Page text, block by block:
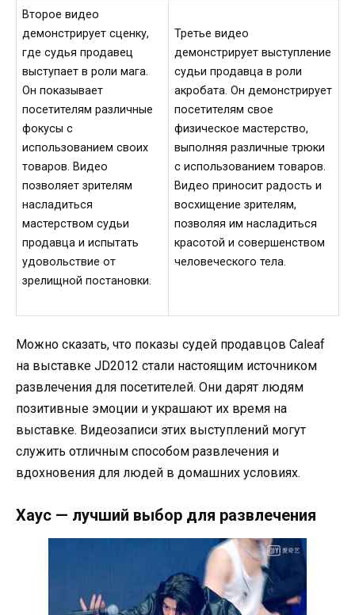
Второе видео
демонстрирует сценку,
где судья продавец
выступает в роли мага.
Он показывает
посетителям различные
фокусы с
использованием своих
товаров. Видео
позволяет зрителям
насладиться
мастерством судьи
продавца и испытать
удовольствие от
зрелищной постановки.
Третье видео
демонстрирует выступление
судьи продавца в роли
акробата. Он демонстрирует
посетителям свое
физическое мастерство,
выполняя различные трюки
с использованием товаров.
Видео приносит радость и
восхищение зрителям,
позволяя им насладиться
красотой и совершенством
человеческого тела.
Можно сказать, что показы судей продавцов Caleaf
на выставке JD2012 стали настоящим источником
развлечения для посетителей. Они дарят людям
позитивные эмоции и украшают их время на
выставке. Видеозаписи этих выступлений могут
служить отличным способом развлечения и
вдохновения для людей в домашних условиях.
Хаус — лучший выбор для развлечения